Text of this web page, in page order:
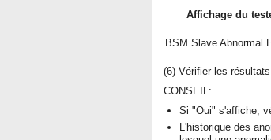
Affichage du
BSM Slave Abnormal
(6) Vérifier les
CONSEIL:
Si "Oui" s'affiche,
L'historique des